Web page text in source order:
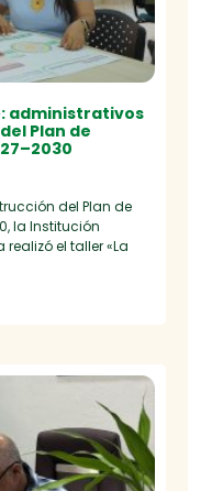
administrativos
Plan de
del Plan de
la Institución
el taller «La